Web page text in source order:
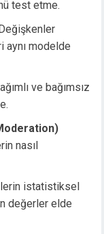
test etme.
Değişkenler
aynı modelde
ve bağımsız
nasıl
istatistiksel
değerler elde